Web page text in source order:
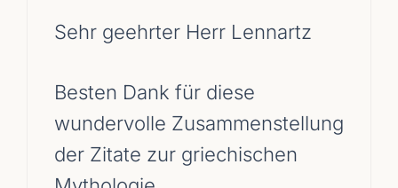
Sehr geehrter Herr Lennartz
Besten Dank für diese
wundervolle Zusammenstellung
der Zitate zur griechischen